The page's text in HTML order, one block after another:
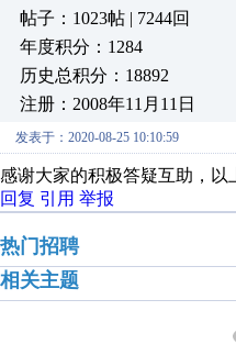
帖子：1023帖 | 7244回
年度积分：1284
历史总积分：18892
注册：2008年11月11日
发表于：2020-08-25 10:10:59
感谢大家的积极答疑互助，
回复 引用 举报
热门招聘
相关主题